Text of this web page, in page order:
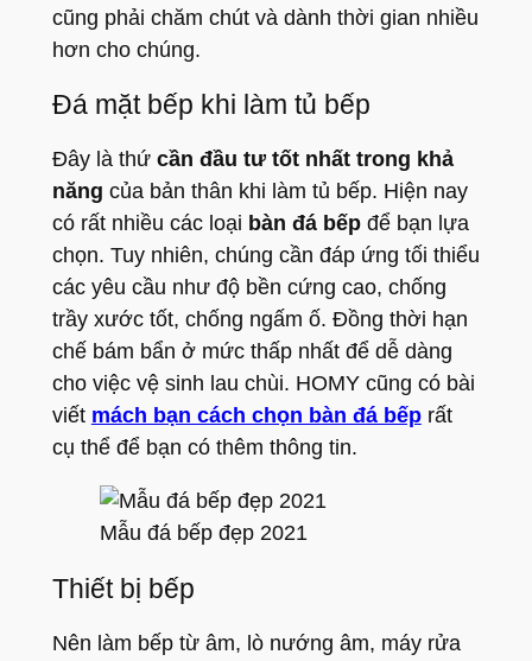
cũng phải chăm chút và dành thời gian nhiều
hơn cho chúng.
Đá mặt bếp khi làm tủ bếp
Đây là thứ cần đầu tư tốt nhất trong khả
năng của bản thân khi làm tủ bếp. Hiện nay
có rất nhiều các loại bàn đá bếpđể bạn lựa
chọn. Tuy nhiên, chúng cần đáp ứng tối thiểu
các yêu cầu như độ bền cứng cao, chống
trầy xước tốt, chống ngấm ố. Đồng thời hạn
chế bám bẩn ở mức thấp nhất để dễ dàng
cho việc vệ sinh lau chùi. HOMY cũng có bài
viết mách bạn cách chọn bàn đá bếprất
cụ thể để bạn có thêm thông tin.
Mẫu đá bếp đẹp 2021
Thiết bị bếp
Nên làm bếp từ âm, lò nướng âm, máy rửa